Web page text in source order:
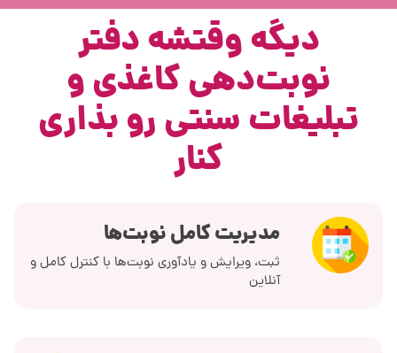
دیگه وقتشه دفتر
نوبت‌دهی کاغذی و
تبلیغات سنتی رو بذاری
کنار
مدیریت کامل نوبت‌ها
ثبت، ویرایش و یادآوری نوبت‌ها با کنترل کامل و
آنلاین